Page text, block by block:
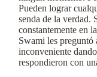
Pueden lograr
senda de la verdad.
constantemente en
Swami les preguntó
inconveniente
respondieron con